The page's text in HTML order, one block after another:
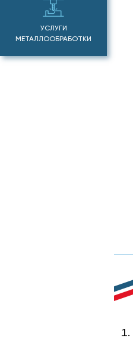
УСЛУГИ
МЕТАЛЛООБРАБОТКИ